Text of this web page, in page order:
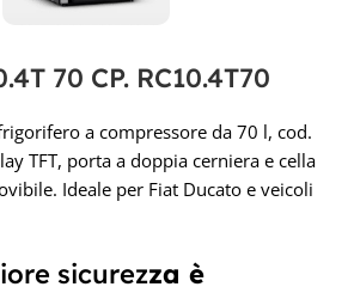
70 CP. RC10.4T70
a compressore da 70 l, cod.
TFT, porta a doppia cerniera e cella
Ideale per Fiat Ducato e veicoli
sicurezza è